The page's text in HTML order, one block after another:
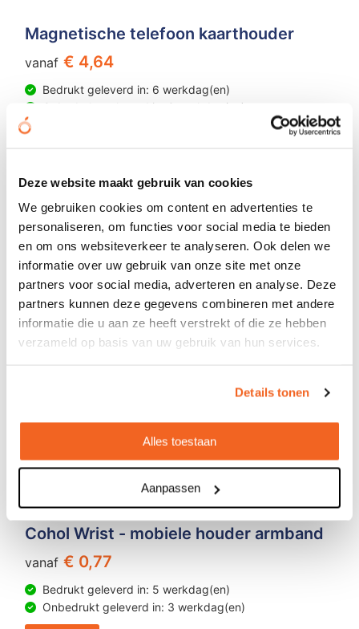
Deze website maakt gebruik van cookies
We gebruiken cookies om content en advertenties te
personaliseren, om functies voor social media te bieden
en om ons websiteverkeer te analyseren. Ook delen we
informatie over uw gebruik van onze site met onze
partners voor social media, adverteren en analyse. Deze
partners kunnen deze gegevens combineren met andere
informatie die u aan ze heeft verstrekt of die ze hebben
verzameld op basis van uw gebruik van hun services.
Details tonen
Alles toestaan
Aanpassen
Magnetische telefoon kaarthouder
vanaf € 4,64
Bedrukt geleverd in: 6 werkdag(en)
Onbedrukt geleverd in: 3 werkdag(en)
Cohol Wrist - mobiele houder armband
vanaf € 0,77
Bedrukt geleverd in: 5 werkdag(en)
Onbedrukt geleverd in: 3 werkdag(en)